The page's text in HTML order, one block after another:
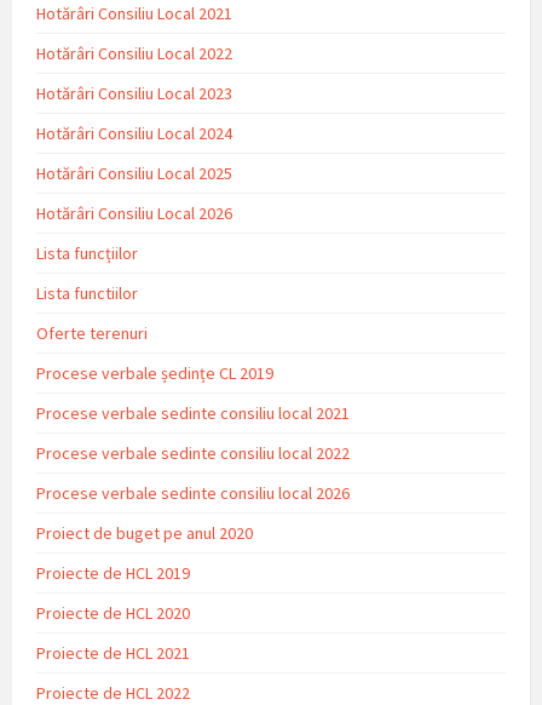
Hotărâri Consiliu Local 2021
Hotărâri Consiliu Local 2022
Hotărâri Consiliu Local 2023
Hotărâri Consiliu Local 2024
Hotărâri Consiliu Local 2025
Hotărâri Consiliu Local 2026
Lista funcțiilor
Lista functiilor
Oferte terenuri
Procese verbale ședințe CL 2019
Procese verbale sedinte consiliu local 2021
Procese verbale sedinte consiliu local 2022
Procese verbale sedinte consiliu local 2026
Proiect de buget pe anul 2020
Proiecte de HCL 2019
Proiecte de HCL 2020
Proiecte de HCL 2021
Proiecte de HCL 2022